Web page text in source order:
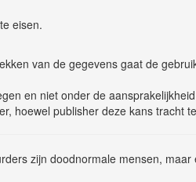
eisen.
van de gegevens gaat de
en niet onder de
hoewel publisher deze kans tracht
zijn doodnormale mensen, maar